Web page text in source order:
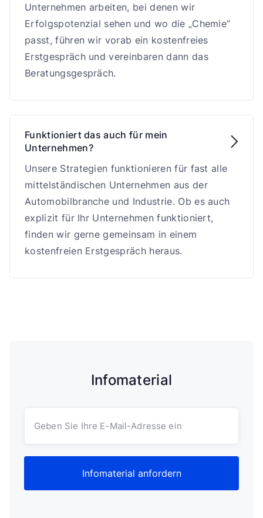
Unternehmen arbeiten, bei denen wir
Erfolgspotenzial sehen und wo die „Chemie“
passt, führen wir vorab ein kostenfreies
Erstgespräch und vereinbaren dann das
Beratungsgespräch.
Funktioniert das auch für mein
Unternehmen?

Unsere Strategien funktionieren für fast alle
mittelständischen Unternehmen aus der
Automobilbranche und Industrie. Ob es auch
explizit für Ihr Unternehmen funktioniert,
finden wir gerne gemeinsam in einem
kostenfreien Erstgespräch heraus.
Infomaterial